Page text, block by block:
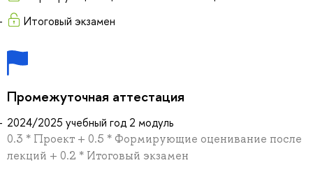
Итоговый экзамен
Промежуточная аттестация
2024/2025 учебный год 2 модуль
0.3 * Проект + 0.5 * Формирующие оценивание после
лекций + 0.2 * Итоговый экзамен